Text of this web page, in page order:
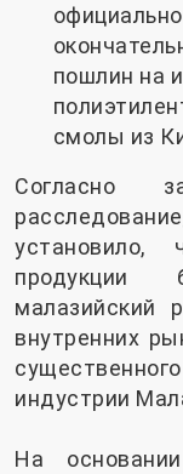
пошлин на
смолы из
Согласно
продукции
внутренних
индустрии
На